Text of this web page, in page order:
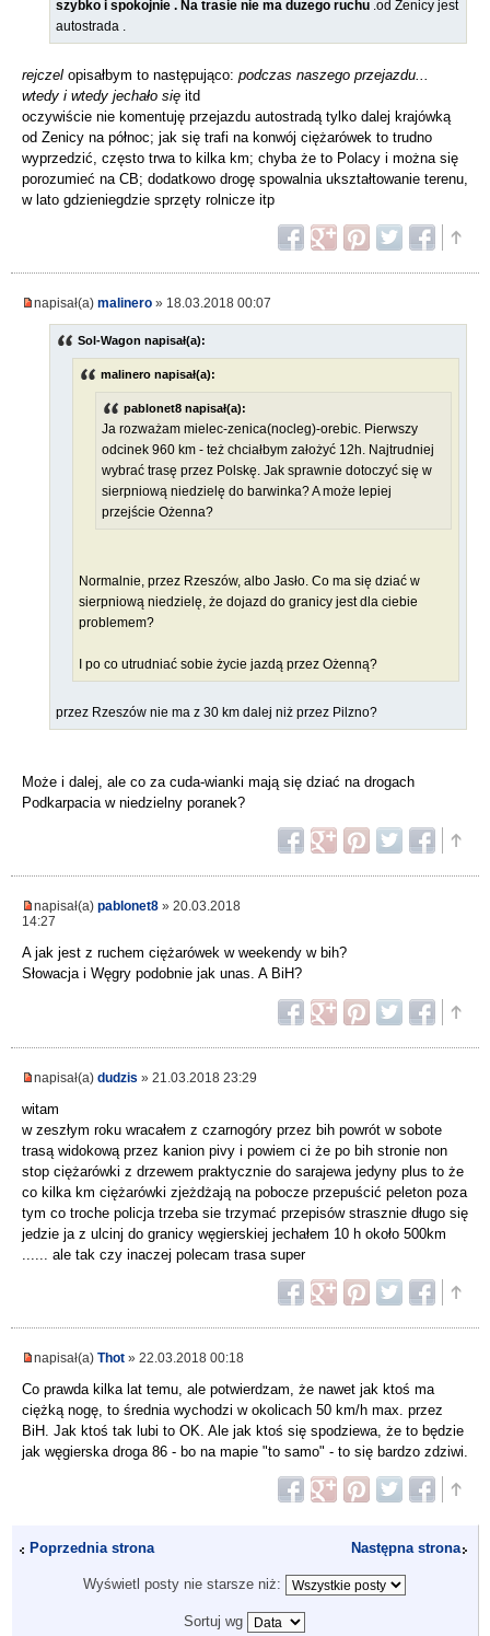
szybko i spokojnie . Na trasie nie ma duzego ruchu .od Zenicy jest
autostrada .
rejczel opisałbym to następująco: podczas naszego przejazdu...
wtedy i wtedy jechało się itd
oczywiście nie komentuję przejazdu autostradą tylko dalej krajówką
od Zenicy na północ; jak się trafi na konwój ciężarówek to trudno
wyprzedzić, często trwa to kilka km; chyba że to Polacy i można się
porozumieć na CB; dodatkowo drogę spowalnia ukształtowanie terenu,
w lato gdzieniegdzie sprzęty rolnicze itp
napisał(a) malinero » 18.03.2018 00:07
Sol-Wagon napisał(a):
malinero napisał(a):
pablonet8 napisał(a):
Ja rozważam mielec-zenica(nocleg)-orebic. Pierwszy
odcinek 960 km - też chciałbym założyć 12h. Najtrudniej
wybrać trasę przez Polskę. Jak sprawnie dotoczyć się w
sierpniową niedzielę do barwinka? A może lepiej
przejście Ożenna?
Normalnie, przez Rzeszów, albo Jasło. Co ma się dziać w
sierpniową niedzielę, że dojazd do granicy jest dla ciebie
problemem?
I po co utrudniać sobie życie jazdą przez Ożenną?
przez Rzeszów nie ma z 30 km dalej niż przez Pilzno?
Może i dalej, ale co za cuda-wianki mają się dziać na drogach
Podkarpacia w niedzielny poranek?
napisał(a) pablonet8 » 20.03.2018
14:27
A jak jest z ruchem ciężarówek w weekendy w bih?
Słowacja i Węgry podobnie jak unas. A BiH?
napisał(a) dudzis » 21.03.2018 23:29
witam
w zeszłym roku wracałem z czarnogóry przez bih powrót w sobote
trasą widokową przez kanion pivy i powiem ci że po bih stronie non
stop ciężarówki z drzewem praktycznie do sarajewa jedyny plus to że
co kilka km ciężarówki zjeżdżają na pobocze przepuścić peleton poza
tym co troche policja trzeba sie trzymać przepisów strasznie długo się
jedzie ja z ulcinj do granicy węgierskiej jechałem 10 h około 500km
...... ale tak czy inaczej polecam trasa super
napisał(a) Thot » 22.03.2018 00:18
Co prawda kilka lat temu, ale potwierdzam, że nawet jak ktoś ma
ciężką nogę, to średnia wychodzi w okolicach 50 km/h max. przez
BiH. Jak ktoś tak lubi to OK. Ale jak ktoś się spodziewa, że to będzie
jak węgierska droga 86 - bo na mapie "to samo" - to się bardzo zdziwi.
Poprzednia strona Następna strona
Wyświetl posty nie starsze niż:
Sortuj wg